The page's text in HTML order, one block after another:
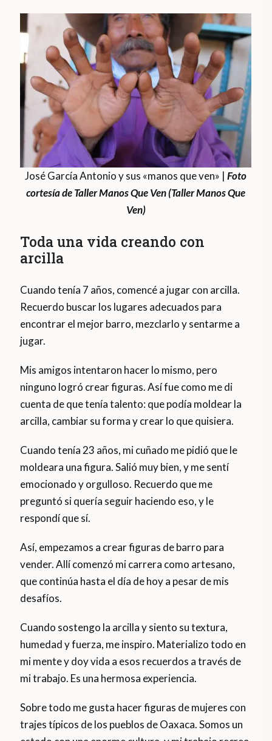
José García Antonio y sus «manos que ven» |Foto
cortesía de Taller Manos Que Ven (Taller Manos Que
Ven)
Toda una vida creando con
arcilla
Cuando tenía 7 años, comencé a jugar con arcilla.
Recuerdo buscar los lugares adecuados para
encontrar el mejor barro, mezclarlo y sentarme a
jugar.
Mis amigos intentaron hacer lo mismo, pero
ninguno logró crear figuras. Así fue como me di
cuenta de que tenía talento: que podía moldear la
arcilla, cambiar su forma y crear lo que quisiera.
Cuando tenía 23 años, mi cuñado me pidió que le
moldeara una figura. Salió muy bien, y me sentí
emocionado y orgulloso. Recuerdo que me
preguntó si quería seguir haciendo eso, y le
respondí que sí.
Así, empezamos a crear figuras de barro para
vender. Allí comenzó mi carrera como artesano,
que continúa hasta el día de hoy a pesar de mis
desafíos.
Cuando sostengo la arcilla y siento su textura,
humedad y fuerza, me inspiro. Materializo todo en
mi mente y doy vida a esos recuerdos a través de
mi trabajo. Es una hermosa experiencia.
Sobre todo me gusta hacer figuras de mujeres con
trajes típicos de los pueblos de Oaxaca. Somos un